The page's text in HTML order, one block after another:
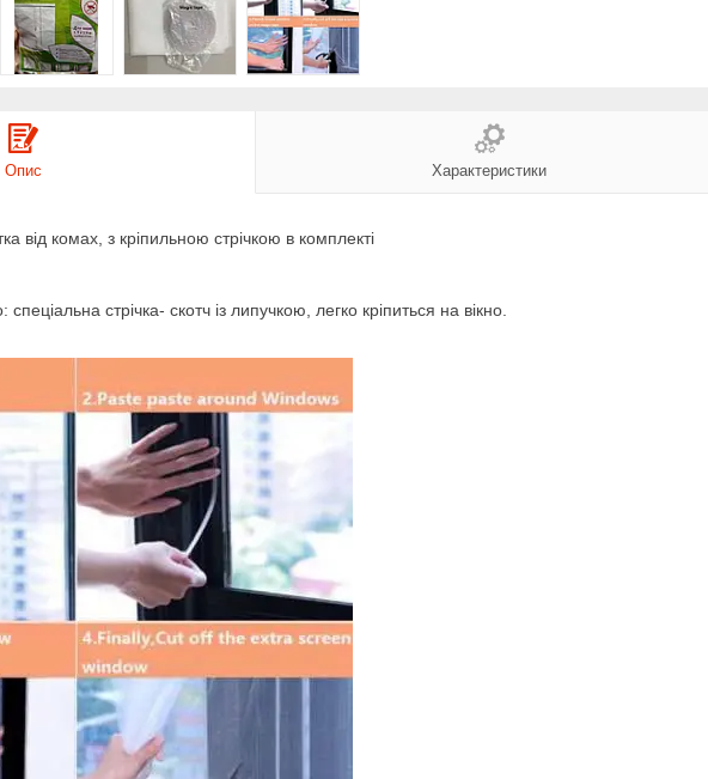
Опис Характеристики
від комах, з кріпильною стрічкою в комплекті
спеціальна стрічка- скотч із липучкою, легко кріпиться на вікно.